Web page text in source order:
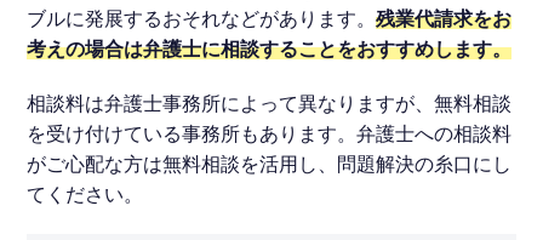
ブルに発展するおそれなどがあります。残業代請求をお
考えの場合は弁護士に相談することをおすすめします。
相談料は弁護士事務所によって異なりますが、無料相談
を受け付けている事務所もあります。弁護士への相談料
がご心配な方は無料相談を活用し、問題解決の糸口にし
てください。